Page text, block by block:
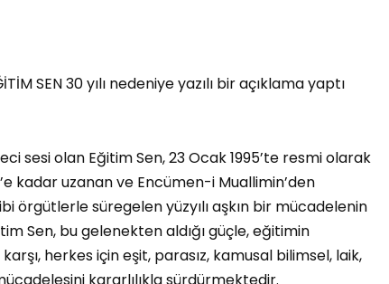
SEN 30 yılı nedeniye yazılı bir açıklama yaptı
sesi olan Eğitim Sen, 23 Ocak 1995’te resmi olarak
kadar uzanan ve Encümen-i Muallimin’den
örgütlerle süregelen yüzyılı aşkın bir mücadelenin
Sen, bu gelenekten aldığı güçle, eğitimin
herkes için eşit, parasız, kamusal bilimsel, laik,
kararlılıkla sürdürmektedir.